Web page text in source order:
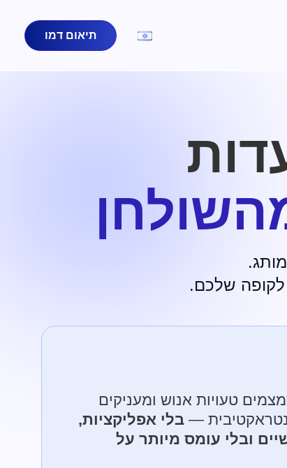
תיאום דמו
לקופה שלכם.
טעויות אנוש ומעניקים
— בלי אפליקציות,
ובלי עומס מיותר על